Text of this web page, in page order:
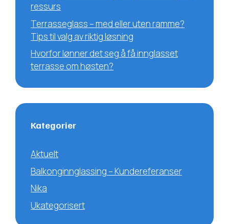
ressurs
Terrasseglass – med eller uten ramme?
Tips til valg av riktig løsning
Hvorfor lønner det seg å få innglasset
terrasse om høsten?
Kategorier
Aktuelt
Balkonginnglassing – Kundereferanser
Nika
Ukategorisert